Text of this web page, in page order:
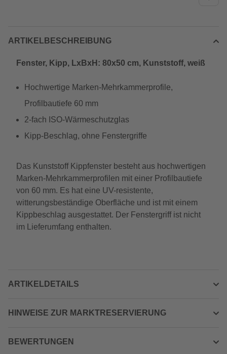
ARTIKELBESCHREIBUNG
Fenster, Kipp, LxBxH: 80x50 cm, Kunststoff, weiß
Hochwertige Marken-Mehrkammerprofile,
Profilbautiefe 60 mm
2-fach ISO-Wärmeschutzglas
Kipp-Beschlag, ohne Fenstergriffe
Das Kunststoff Kippfenster besteht aus hochwertigen
Marken-Mehrkammerprofilen mit einer Profilbautiefe
von 60 mm. Es hat eine UV-resistente,
witterungsbeständige Oberfläche und ist mit einem
Kippbeschlag ausgestattet. Der Fenstergriff ist nicht
im Lieferumfang enthalten.
ARTIKELDETAILS
HINWEISE ZUR MARKTRESERVIERUNG
BEWERTUNGEN